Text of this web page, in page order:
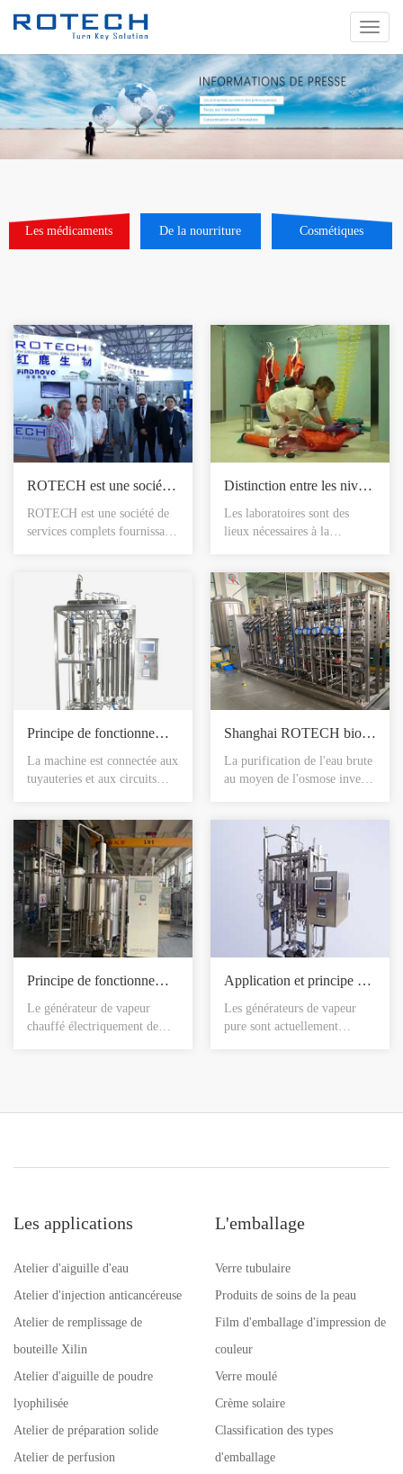
切
换
导
航
Les médicaments De la nourriture Cosmétiques
ROTECH est une société qui offre une gamme complète de services en ingénierie pharmaceutique
ROTECH est une société de
services complets fournissant
pour le traitement des
poudres et des liquides.
ROTECH est connue pour ses
systèmes de traitement
innovants pour le traitement
des liquides, le traitement et
le conditionnement des poudr
Distinction entre les niveaux P1, P2, P3 et P4 pour les laboratoires de biosécurité
Les laboratoires sont des
lieux nécessaires à la
biologiques sont classés au
niveau international (niveau
de Protection) selon le niveau
de biosécurité (niveau de
biosécurité, BSL) : P1, P2,
P3 et P4.
Principe de fonctionnement de la machine à distillation multiple à eau chauffée électriquement
La machine est connectée aux
tuyauteries et aux circuits
automatiquement dans le four
électrique; Lorsque le niveau
de l'eau du four électrique
atteint un certain niveau, il
est mis en réserve. Allumer le
radiateur électrique,
commencer le cha
Shanghai ROTECH bio-high quality pharmaceutical water
La purification de l'eau brute
au moyen de l'osmose inverse
de l'eau pure. les équipements
de purification de l'eau pour
médicaments fabriqués par
shanghai red deer bio-
engineering co., LTD sont
devenus des produits très
courants dans le secteur du t
Principe de fonctionnement d'un générateur de vapeur pure chauffé électriquement
Le générateur de vapeur
chauffé électriquement de
eau, d'un système de contrôle
sécurité et de protection. Les
Application et principe de fonctionnement des générateurs de vapeur pure
Les générateurs de vapeur
pure sont actuellement
tuyauterie (stérilisation en
répondent aux besoins
Les applications
Atelier d'aiguille d'eau
Atelier d'injection anticancéreuse
Atelier de remplissage de
bouteille Xilin
Atelier d'aiguille de poudre
lyophilisée
Atelier de préparation solide
Atelier de perfusion
L'emballage
Verre tubulaire
Produits de soins de la peau
Film d'emballage d'impression de
couleur
Verre moulé
Crème solaire
Classification des types
d'emballage